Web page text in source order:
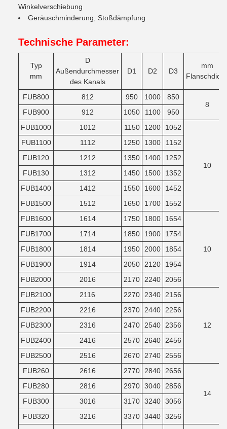
Winkelverschiebung
Geräuschminderung, Stoßdämpfung
Technische Parameter:
Typ
mm
D
Außendurchmesser
des Kanals
D1 D2 D3
mm
FUB800 812 950 1000
850
8
FUB900
912 1050 1100
950
FUB1000
1012 1150 1200 1052
10
FUB1100 1112 1250 1300
1152
FUB120
1212 1350 1400
1252
FUB130
1312 1450 1500
1352
FUB1400
1412 1550 1600
1452
FUB1500
1512 1650 1700
1552
FUB1600
1614 1750 1800 1654
10
FUB1700 1714 1850 1900
1754
FUB1800
1814 1950 2000
1854
FUB1900
1914 2050 2120
1954
FUB2000
2016 2170 2240
2056
FUB2100
2116 2270 2340 2156
12
FUB2200 2216 2370 2440
2256
FUB2300
2316 2470 2540
2356
FUB2400
2416 2570 2640
2456
FUB2500
2516 2670 2740
2556
FUB260
2616 2770 2840 2656
14
FUB280 2816 2970 3040
2856
FUB300
3016 3170 3240 3056
FUB320
3216 3370 3440 3256